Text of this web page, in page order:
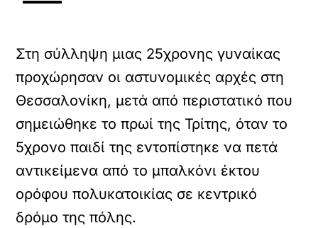
Στη σύλληψη μιας 25χρονης γυναίκας
προχώρησαν οι αστυνομικές αρχές στη
Θεσσαλονίκη, μετά από περιστατικό που
σημειώθηκε το πρωί της Τρίτης, όταν το
5χρονο παιδί της εντοπίστηκε να πετά
αντικείμενα από το μπαλκόνι έκτου
ορόφου πολυκατοικίας σε κεντρικό
δρόμο της πόλης.